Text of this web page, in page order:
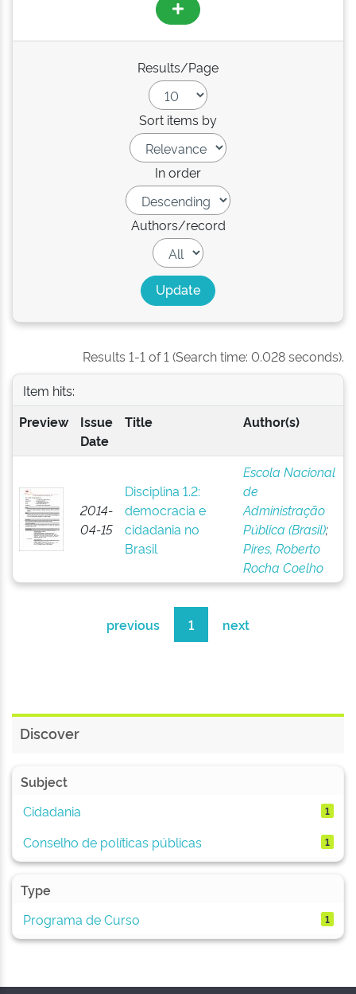
Results/Page
Sort items by
In order
Authors/record
Results 1-1 of 1 (Search time: 0.028 seconds).
Item hits:
Preview
Issue
Date
Title Author(s)
2014-
04-15
Disciplina 1.2:
democracia e
cidadania no
Brasil
Escola Nacional
de
Administração
Pública (Brasil);
Pires, Roberto
Rocha Coelho
previous 1 next
Discover
Subject
Cidadania
1
Conselho de políticas públicas 1
Type
Programa de Curso
1